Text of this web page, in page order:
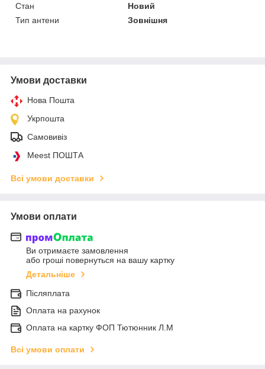
Стан
Новий
Тип антени
Зовнішня
Умови доставки
Нова Пошта
Укрпошта
Самовивіз
Meest ПОШТА
Всі умови доставки
Умови оплати
Ви отримаєте замовлення
або гроші повернуться на вашу картку
Детальніше
Післяплата
Оплата на рахунок
Оплата на картку ФОП Тютюнник Л.М
Всі умови оплати